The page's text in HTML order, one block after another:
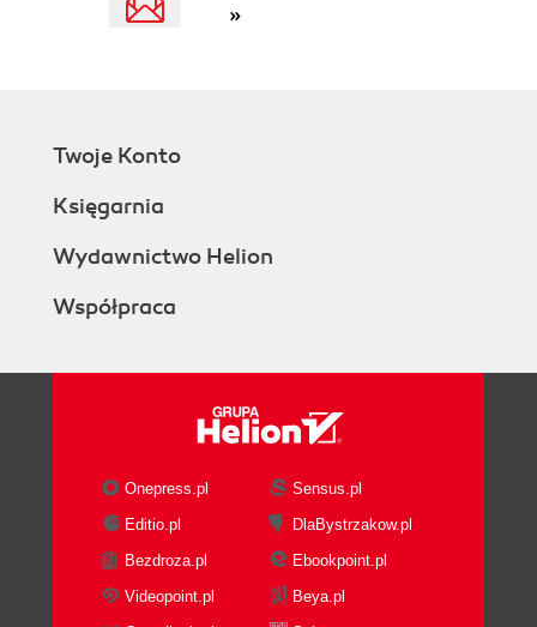
»
Twoje Konto
Księgarnia
Wydawnictwo Helion
Współpraca
Onepress.pl
Sensus.pl
Editio.pl
DlaBystrzakow.pl
Bezdroza.pl
Ebookpoint.pl
Videopoint.pl
Beya.pl